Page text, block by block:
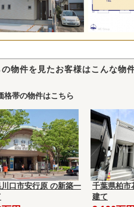
物件を見たお客様はこんな物
格帯の物件はこちら
口市安行原 の新築一
千葉県柏市
建て